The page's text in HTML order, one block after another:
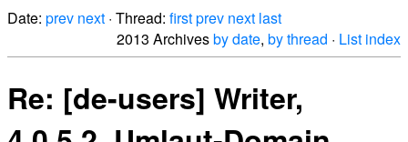
Date: prev next · Thread: firstprev next last
2013 Archivesby date, by thread · List index
Re: [de-users] Writer,